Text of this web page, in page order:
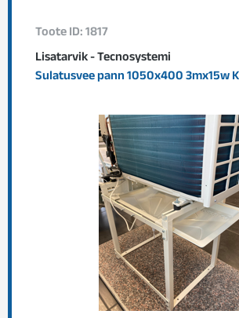
Toote ID: 1817
Lisatarvik - Tecnosystemi
Sulatusvee pann 1050x400 3mx15w